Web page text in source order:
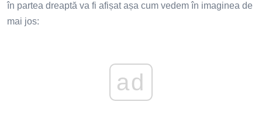
în partea dreaptă va fi afișat așa cum vedem în imaginea de
mai jos:
ad